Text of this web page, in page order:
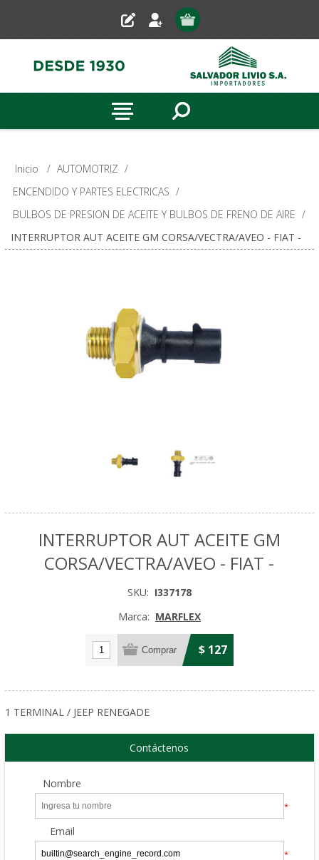
Inicio / AUTOMOTRIZ /
ENCENDIDO Y PARTES ELECTRICAS /
BULBOS DE PRESION DE ACEITE Y BULBOS DE FRENO DE AIRE /
INTERRUPTOR AUT ACEITE GM CORSA/VECTRA/AVEO - FIAT -
INTERRUPTOR AUT ACEITE GM
CORSA/VECTRA/AVEO - FIAT -
SKU: I337178
Marca: MARFLEX
$ 127
1 TERMINAL / JEEP RENEGADE
Contáctenos
Nombre
*
Email
*